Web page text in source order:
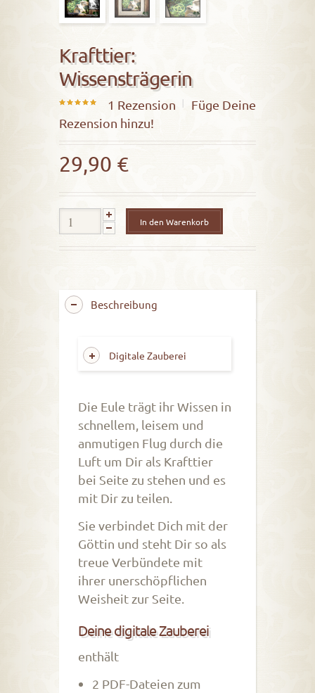
Krafttier:
Wissensträgerin
out of
1 Rezension
Füge Deine
Rezension hinzu!
29,90 €
In den Warenkorb
Beschreibung
Digitale Zauberei
Die Eule trägt ihr Wissen in
schnellem, leisem und
anmutigen Flug durch die
Luft um Dir als Krafttier
bei Seite zu stehen und es
mit Dir zu teilen.
Sie verbindet Dich mit der
Göttin und steht Dir so als
treue Verbündete mit
ihrer unerschöpflichen
Weisheit zur Seite.
Deine digitale Zauberei
enthält
2 PDF-Dateien zum